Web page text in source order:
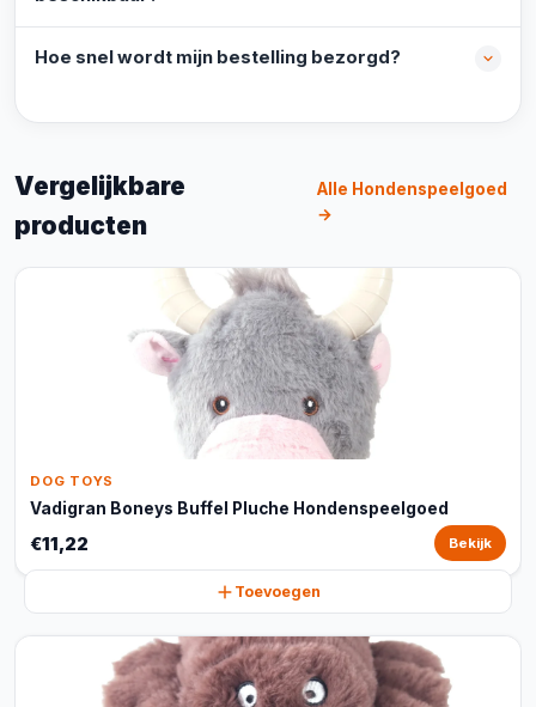
Hoe snel wordt mijn bestelling bezorgd?
Vergelijkbare
producten
Alle Hondenspeelgoed
→
DOG TOYS
Vadigran Boneys Buffel Pluche Hondenspeelgoed
€11,22 Bekijk
Toevoegen